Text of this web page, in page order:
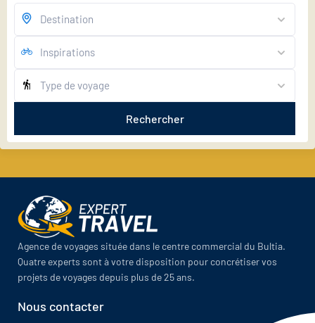
Rechercher
Agence de voyages située dans le centre commercial du Bultia.
Quatre experts sont à votre disposition pour concrétiser vos
projets de voyages depuis plus de 25 ans.
Nous contacter